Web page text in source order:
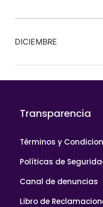
DICIEMBRE
Transparencia
Términos y
Políticas de
Canal de denuncias
Libro de